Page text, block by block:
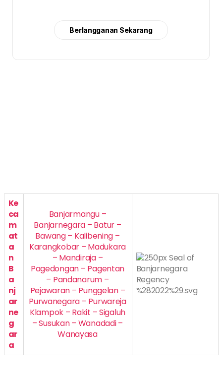
Berlangganan Sekarang
Ke
ca
m
at
a
n
B
a
nj
ar
ne
g
ar
a
Banjarmangu –
Banjarnegara – Batur –
Bawang – Kalibening –
Karangkobar – Madukara
– Mandiraja –
Pagedongan – Pagentan
– Pandanarum –
Pejawaran – Punggelan –
Purwanegara – Purwareja
Klampok – Rakit – Sigaluh
– Susukan – Wanadadi –
Wanayasa